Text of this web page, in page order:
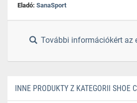
Eladó: SanaSport
További információkért az
INNE PRODUKTY Z KATEGORII SHOE